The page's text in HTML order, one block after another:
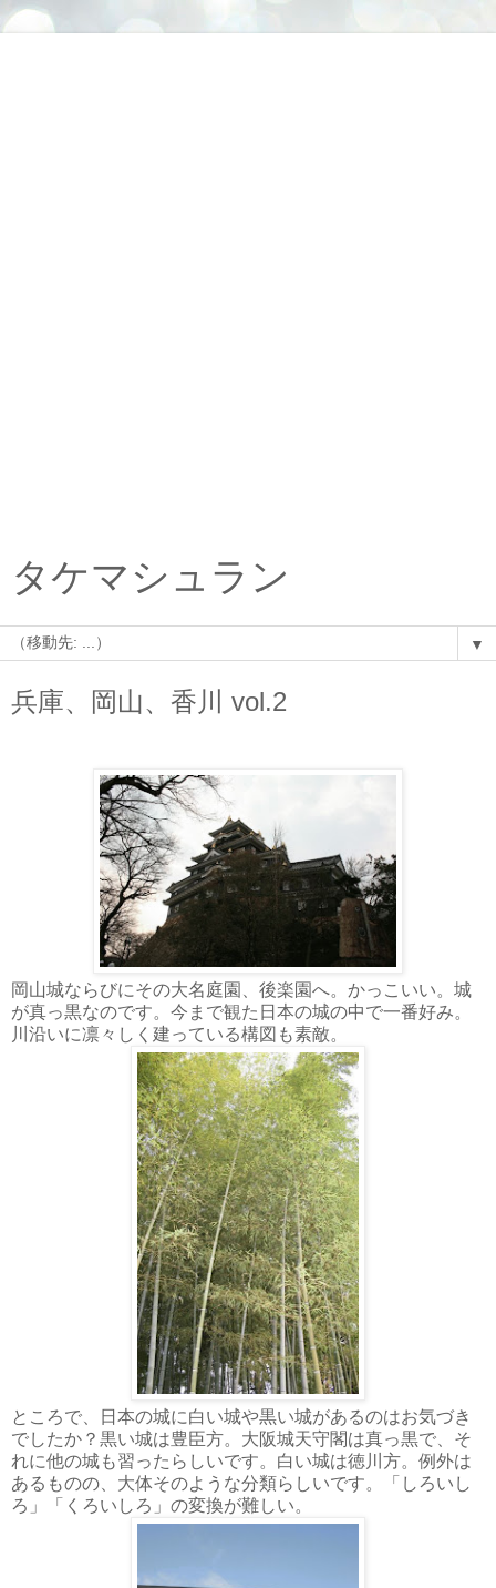
タケマシュラン
▼
兵庫、岡山、香川 vol.2
岡山城ならびにその大名庭園、後楽園へ。かっこいい。城
が真っ黒なのです。今まで観た日本の城の中で一番好み。
川沿いに凛々しく建っている構図も素敵。
ところで、日本の城に白い城や黒い城があるのはお気づき
でしたか？黒い城は豊臣方。大阪城天守閣は真っ黒で、そ
れに他の城も習ったらしいです。白い城は徳川方。例外は
あるものの、大体そのような分類らしいです。「しろいし
ろ」「くろいしろ」の変換が難しい。